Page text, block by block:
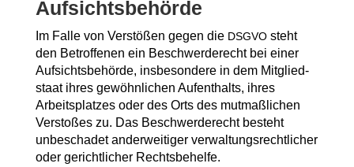
Aufsichtsbehörde
Im Fal­le von Ver­stö­ßen gegen die DSGVOsteht
den Betrof­fe­nen ein Beschwer­de­recht bei einer
Auf­sichts­be­hör­de, ins­be­son­de­re in dem Mit­glied­
staat ihres gewöhn­li­chen Auf­ent­halts, ihres
Arbeits­plat­zes oder des Orts des mut­maß­li­chen
Ver­sto­ßes zu. Das Beschwer­de­recht besteht
unbe­scha­det ander­wei­ti­ger ver­wal­tungs­recht­li­cher
oder gericht­li­cher Rechtsbehelfe.